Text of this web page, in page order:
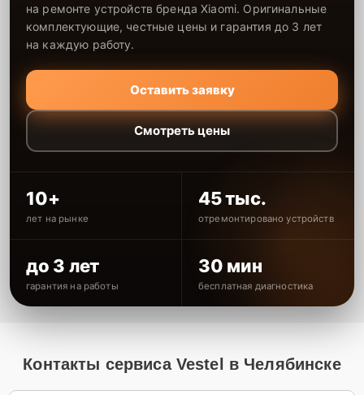
на ремонте устройств бренда Xiaomi. Оригинальные
комплектующие, честные цены и гарантия до 3 лет
на каждую работу.
Оставить заявку
Смотреть цены
10+
лет на рынке
45 тыс.
отремонтировано устройств
до 3 лет
гарантия на работы
30 мин
бесплатная диагностика
Контакты сервиса Vestel в Челябинске